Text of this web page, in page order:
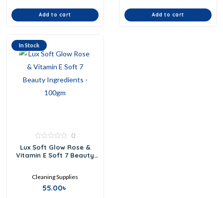
Add to cart Add to cart
In Stock
0
out
of
0
Lux Soft Glow Rose &
Vitamin E Soft 7 Beauty
Cleaning Supplies
55.00৳